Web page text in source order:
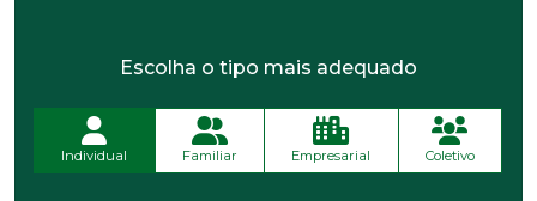
Escolha o tipo mais adequado
Individual Familiar Empresarial Coletivo